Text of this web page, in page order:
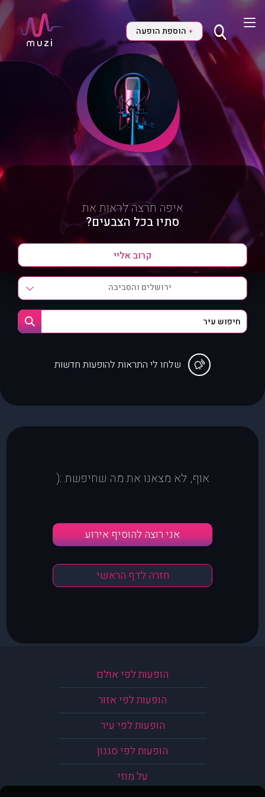
+ הוספת הופעה
איפה תרצה לראות את
סתיו בכל הצבעים?
ירושלים והסביבה
שלחו לי התראות להופעות חדשות
אוף, לא מצאנו את מה שחיפשת :(
אני רוצה להוסיף אירוע
חזרה לדף הראשי
הופעות לפי אולם
הופעות לפי אזור
הופעות לפי עיר
הופעות לפי סגנון
על מוזי